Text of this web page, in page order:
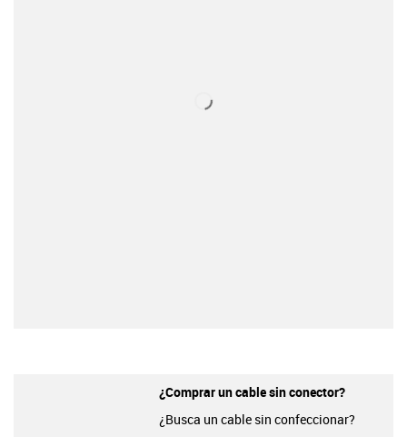
¿Comprar un cable sin conector?
¿Busca un cable sin confeccionar?